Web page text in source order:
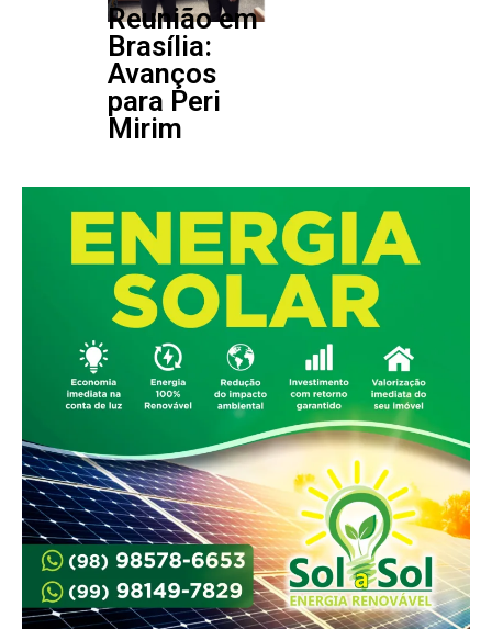
Reunião em
Brasília:
Avanços
para Peri
Mirim